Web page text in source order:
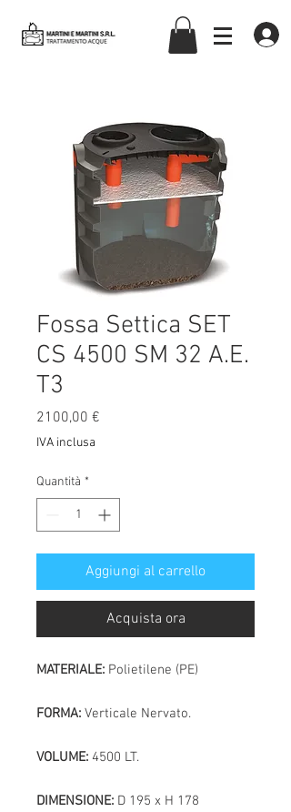
martiniemartinisrl
Fossa Settica SET
CS 4500 SM 32 A.E.
T3
2100,00 €
IVA inclusa
Quantità *
Aggiungi al carrello
Acquista ora
MATERIALE: Polietilene (PE)
FORMA: Verticale Nervato.
VOLUME: 4500 LT.
DIMENSIONE: D 195 x H 178